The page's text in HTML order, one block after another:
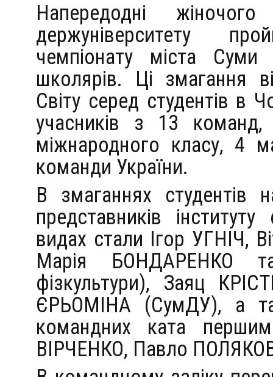
Напередодні
держуніверситету
чемпіонату міста
школярів. Ці змагання
Світу серед студентів в
учасників з 13
міжнародного класу, 4
команди України.
В змаганнях студентів
представників
видах стали Ігор УГНІЧ,
Марія БОНДАРЕНКО
фізкультури), Заяц
ЄРЬОМІНА (СумДУ), а
командних ката
ВІРЧЕНКО, Павло